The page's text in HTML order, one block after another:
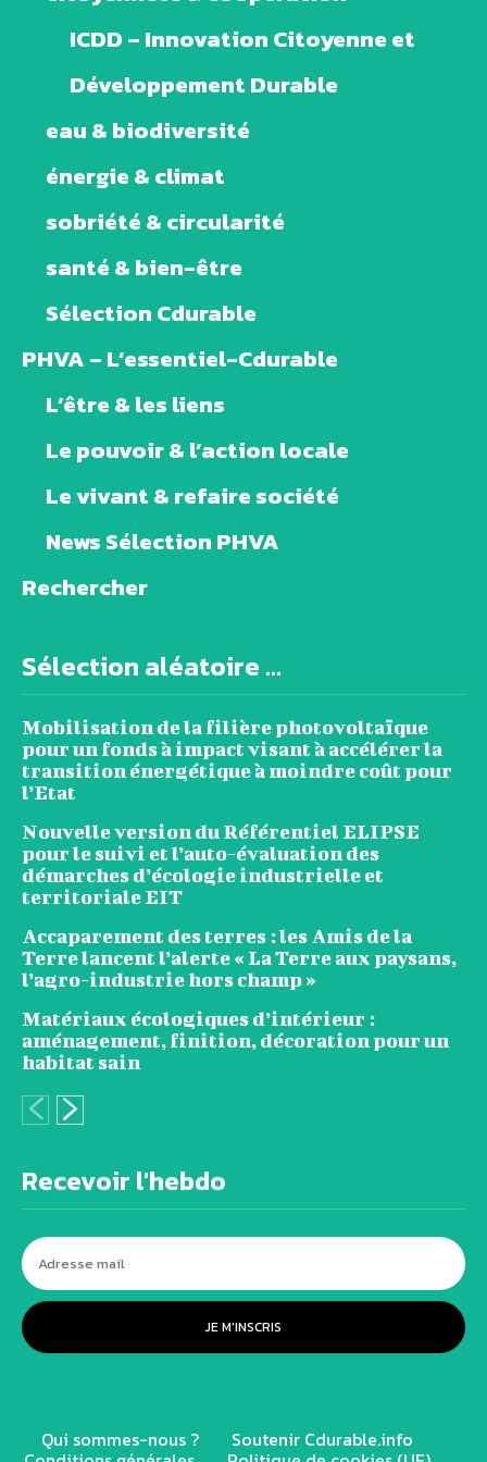
ICDD – Innovation Citoyenne et
Développement Durable
eau & biodiversité
énergie & climat
sobriété & circularité
santé & bien-être
Sélection Cdurable
PHVA – L’essentiel-Cdurable
L’être & les liens
Le pouvoir & l’action locale
Le vivant & refaire société
News Sélection PHVA
Rechercher
Sélection aléatoire ...
Mobilisation de la filière photovoltaïque
pour un fonds à impact visant à accélérer la
transition énergétique à moindre coût pour
l’Etat
Nouvelle version du Référentiel ELIPSE
pour le suivi et l’auto-évaluation des
démarches d’écologie industrielle et
territoriale EIT
Accaparement des terres : les Amis de la
Terre lancent l’alerte « La Terre aux paysans,
l’agro-industrie hors champ »
Matériaux écologiques d’intérieur :
aménagement, finition, décoration pour un
habitat sain
Recevoir l'hebdo
JE M'INSCRIS
Qui sommes-nous ? Soutenir Cdurable.info